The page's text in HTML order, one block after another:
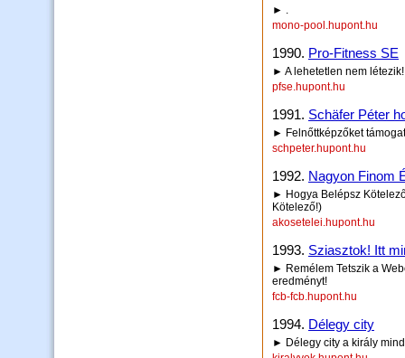
► .
mono-pool.hupont.hu
1990. Pro-Fitness SE
► A lehetetlen nem létezik!
pfse.hupont.hu
1991. Schäfer Péter
► Felnőttképzőket
schpeter.hupont.hu
1992. Nagyon Finom
► Hogya Belépsz
Kötelező!)
akosetelei.hupont.hu
1993. Sziasztok! Itt
► Remélem Tetszik a
eredményt!
fcb-fcb.hupont.hu
1994. Délegy city
► Délegy city a király